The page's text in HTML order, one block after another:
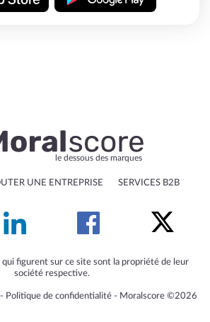
le dessous des marques
UNE ENTREPRISE SERVICES B2B
qui figurent sur ce site sont la propriété de leur
société respective.
Politique de confidentialité‐ Moralscore ©2026